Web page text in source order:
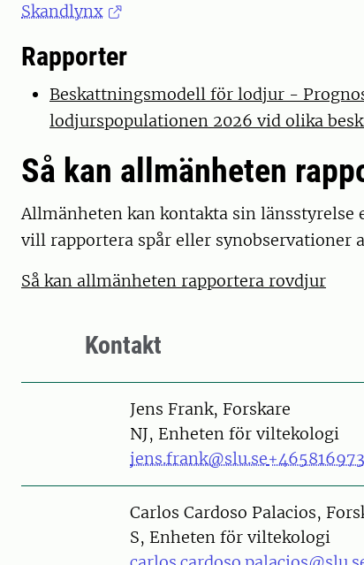
Skandlynx
Rapporter
Beskattningsmodell för lodjur -
lodjurspopulationen 2026 vid olika
Så kan allmänheten
Allmänheten kan kontakta sin länsstyrelse
vill rapportera spår eller synobservationer
Så kan allmänheten rapportera rovdjur
Kontakt
PersonJens Frank, Forskare
NJ, Enheten för viltekologi
jens.frank@slu.se
PersonCarlos Cardoso Palacios,
S, Enheten för viltekologi